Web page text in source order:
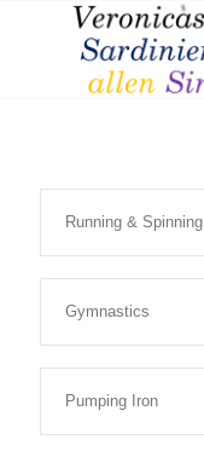
Running & Spinning
Gymnastics
Pumping Iron